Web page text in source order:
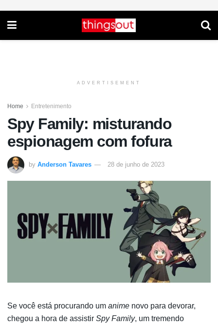
ADVERTISEMENT
Home Entretenimento
Spy Family: misturando
espionagem com fofura
by Anderson Tavares 28 de junho de 2023
Se você está procurando um anime novo para devorar,
chegou a hora de assistir Spy Family, um tremendo